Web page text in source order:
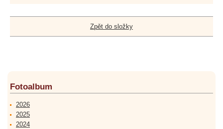
Zpět do složky
Fotoalbum
2026
2025
2024